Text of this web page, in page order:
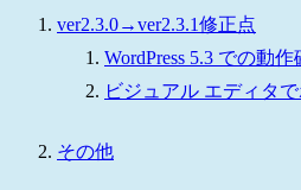
ver2.3.0→ver2.3.1修正点
WordPress 5.3 での動作
ビジュアル エディタ
その他